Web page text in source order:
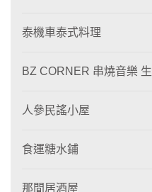
泰機車泰式料理
BZ CORNER 串燒音樂
人參民謠小屋
食運糖水鋪
那間居酒屋